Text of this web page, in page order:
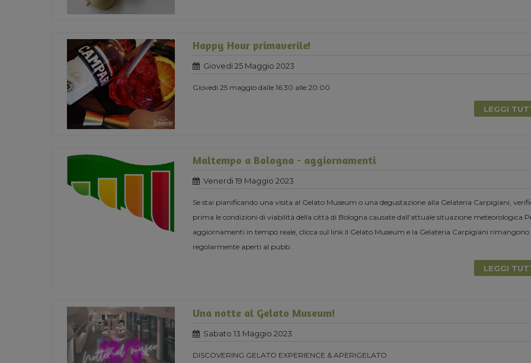
Happy Hour primaverile!
Giovedi 25 Maggio 2023
Giovedì 25 maggio dalle 16:30 alle 20:00
LEGGI
Maltempo a Bologna - aggiornamenti
Venerdi 19 Maggio 2023
Se stai pianificando una visita al Gelato Museum o una degustazione alla Gelateria Carpigiani,
prima le condizioni di viabilità della città di Bologna causate dall'attuale situazione
aggiornamenti in tempo reale, clicca sul link.Il Gelato Museum e la Gelateria Carpigiani rimangono
regolarmente aperti al pubb...
LEGGI
Una notte al Gelato Museum!
Sabato 13 Maggio 2023
DISCOVERING GELATO EXPERIENCE & APERIGELATO